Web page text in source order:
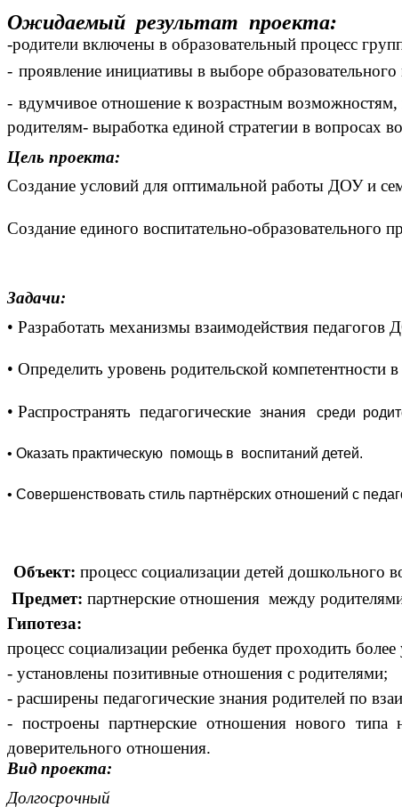
Ожидаемый результат проекта:
-родители включены в образовательный процесс
- проявление инициативы в выборе
- вдумчивое отношение к возрастным
родителям- выработка единой стратегии в вопросах
Цель проекта:
Создание условий для оптимальной работы ДОУ и
Создание единого воспитательно-образовательного
Задачи:
• Разработать механизмы взаимодействия педагогов
• Определить уровень родительской компетентности
• Распространять педагогические знания среди
• Оказать практическую помощь в воспитаний детей.
• Совершенствовать стиль партнёрских отношений с
Объект: процесс
Предмет: партнерские отношения между
Гипотеза:
процесс социализации ребенка будет проходить
- установлены позитивные отношения с родителями;
- расширены педагогические знания родителей по
- построены партнерские отношения нового
доверительного отношения.
Вид проекта:
Долгосрочный